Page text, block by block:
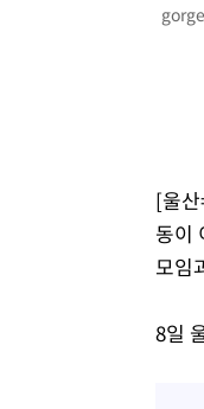
[울
동이
모임
8일